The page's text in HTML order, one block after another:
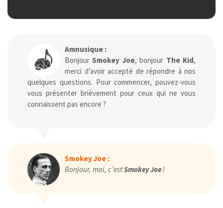
Amnusique :
Bonjour Smokey Joe, bonjour The Kid,
merci d’avoir accepté de répondre à nos
quelques questions. Pour commencer, pouvez-vous
vous présenter brièvement pour ceux qui ne vous
connaissent pas encore ?
Smokey Joe :
Bonjour, moi, c’estSmokey Joe!